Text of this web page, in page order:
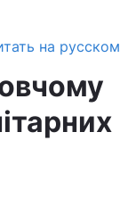
на русском